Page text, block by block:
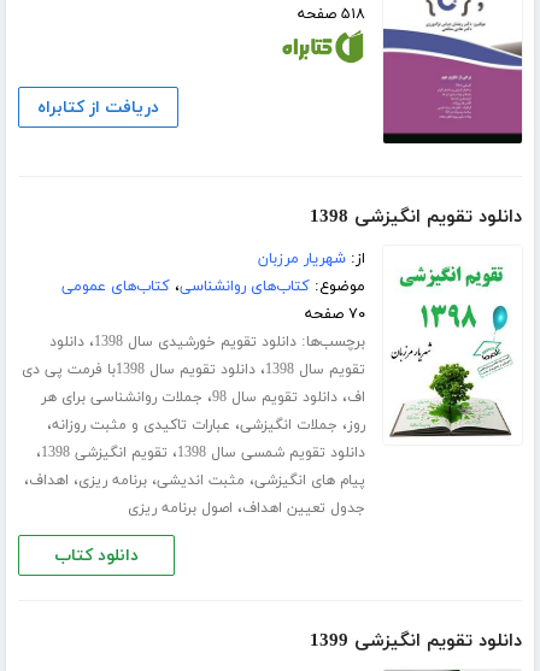
۵۱۸ صفحه
دریافت از کتابراه
دانلود تقویم انگیزشی 1398
از:شهریار مرزبان
موضوع:کتاب‌های روانشناسی،کتاب‌های عمومی
۷۰ صفحه
برچسب‌ها:دانلود تقویم خورشیدی سال 1398 ،دانلود
تقویم سال 1398
،
دانلود تقویم سال 1398با فرمت پی دی
اف،دانلود تقویم سال 98 ، جملات روانشناسی برای هر
روز، جملات انگیزشی، عبارات تاکیدی و مثبت روزانه،
دانلود تقویم شمسی سال 1398 ، تقویم انگیزشی 1398 ،
پیام های انگیزشی، مثبت اندیشی،برنامه ریزی، اهداف،
جدول تعیین اهداف، اصول برنامه ریزی
دانلود کتاب
دانلود تقویم انگیزشی 1399